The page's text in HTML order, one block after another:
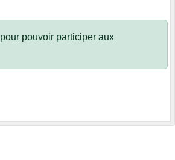
pour pouvoir participer aux